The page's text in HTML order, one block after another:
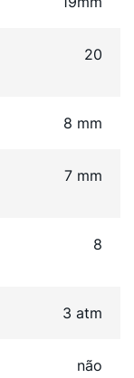
20
8 mm
7 mm
8
3 atm
não